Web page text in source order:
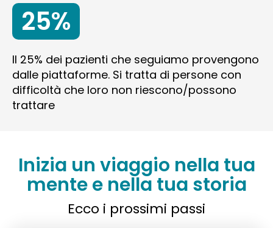
25%
Il 25% dei pazienti che seguiamo provengono
dalle piattaforme. Si tratta di persone con
difficoltà che loro non riescono/possono
trattare
Inizia un viaggio nella tua
mente e nella tua storia
Ecco i prossimi passi